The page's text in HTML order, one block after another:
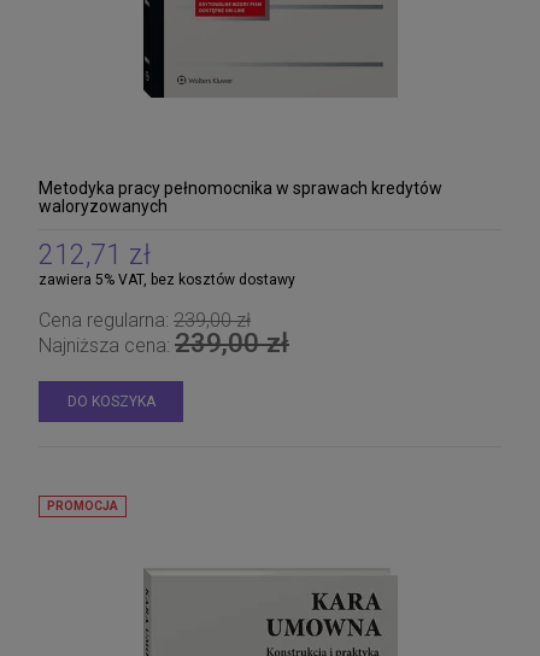
Metodyka pracy pełnomocnika w sprawach kredytów
waloryzowanych
212,71 zł
zawiera 5% VAT, bez kosztów dostawy
Cena regularna: 239,00 zł
Najniższa cena: 239,00 zł
DO KOSZYKA
PROMOCJA